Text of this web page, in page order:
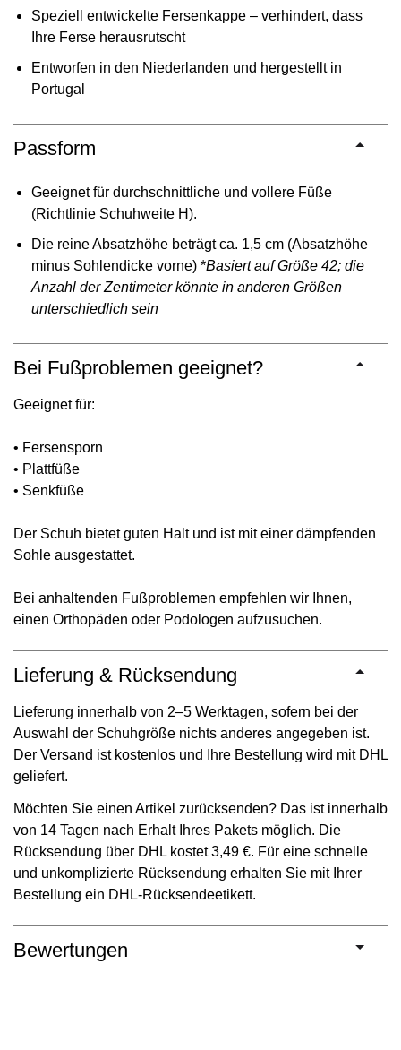
Speziell entwickelte Fersenkappe – verhindert, dass
Ihre Ferse herausrutscht
Entworfen in den Niederlanden und hergestellt in
Portugal
Passform
Geeignet für durchschnittliche und vollere Füße
(Richtlinie Schuhweite H).
Die reine Absatzhöhe beträgt ca. 1,5 cm (Absatzhöhe
minus Sohlendicke vorne) *Basiert auf Größe 42; die
Anzahl der Zentimeter könnte in anderen Größen
unterschiedlich sein
Bei Fußproblemen geeignet?
Geeignet für:
• Fersensporn
• Plattfüße
• Senkfüße
Der Schuh bietet guten Halt und ist mit einer dämpfenden
Sohle ausgestattet.
Bei anhaltenden Fußproblemen empfehlen wir Ihnen,
einen Orthopäden oder Podologen aufzusuchen.
Lieferung & Rücksendung
Lieferung innerhalb von 2–5 Werktagen, sofern bei der
Auswahl der Schuhgröße nichts anderes angegeben ist.
Der Versand ist kostenlos und Ihre Bestellung wird mit DHL
geliefert.
Möchten Sie einen Artikel zurücksenden? Das ist innerhalb
von 14 Tagen nach Erhalt Ihres Pakets möglich. Die
Rücksendung über DHL kostet 3,49 €. Für eine schnelle
und unkomplizierte Rücksendung erhalten Sie mit Ihrer
Bestellung ein DHL-Rücksendeetikett.
Bewertungen